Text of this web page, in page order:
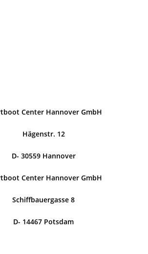
Center Hannover GmbH
Hägenstr. 12
D- 30559 Hannover
Center Hannover GmbH
Schiffbauergasse 8
D- 14467 Potsdam